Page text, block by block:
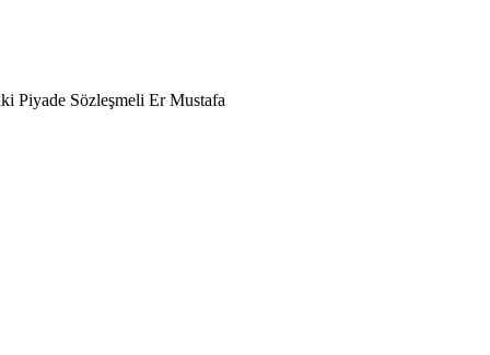
Piyade Sözleşmeli Er Mustafa